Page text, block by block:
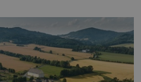
jako kdyby se paměť